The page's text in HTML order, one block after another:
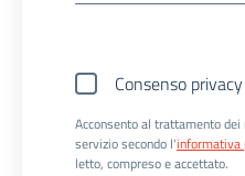
Consenso privacy
Acconsento al trattamento
servizio secondo l'informativa
letto, compreso e accettato.